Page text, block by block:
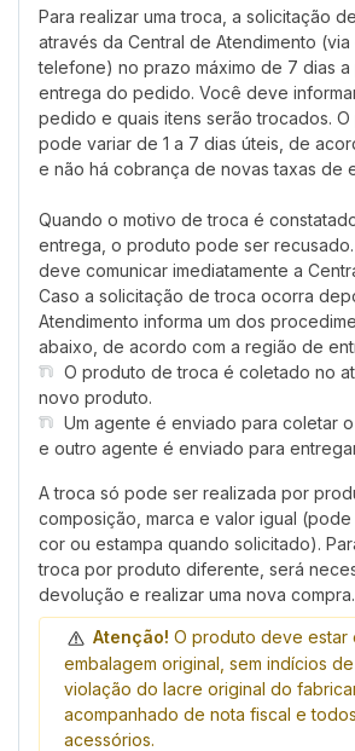
Para realizar uma troca, a solicitação
através da Central de Atendimento (via
telefone) no prazo máximo de 7 dias a
entrega do pedido. Você deve
pedido e quais itens serão trocados.
pode variar de 1 a 7 dias úteis, de
e não há cobrança de novas taxas de
Quando o motivo de troca é
entrega, o produto pode ser
deve comunicar imediatamente a
Caso a solicitação de troca ocorra
Atendimento informa um dos
abaixo, de acordo com a região de
O produto de troca é coletado no
novo produto.
Um agente é enviado para coletar
e outro agente é enviado para
A troca só pode ser realizada por
composição, marca e valor igual
cor ou estampa quando solicitado).
troca por produto diferente, será
devolução e realizar uma nova compra.
Atenção! O produto deve estar
embalagem original, sem indícios
violação do lacre original do
acompanhado de nota fiscal e
acessórios.